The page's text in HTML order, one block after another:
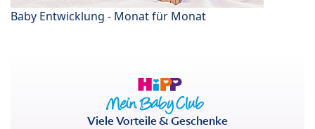
Baby Entwicklung - Monat für Monat
Viele Vorteile & Geschenke